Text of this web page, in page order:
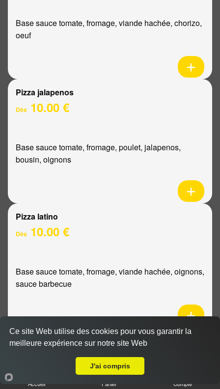
Base sauce tomate, fromage, viande hachée, chorizo,
oeuf
Pizza jalapenos
Dès 10.00 €
Base sauce tomate, fromage, poulet, jalapenos,
bousin, oignons
Pizza latino
Dès 10.00 €
Base sauce tomate, fromage, viande hachée, oignons,
sauce barbecue
Pizza mexicaine
Accueil Panier Compte
Ce site Web utilise des cookies pour vous garantir la
meilleure expérience sur notre site Web
J'ai compris